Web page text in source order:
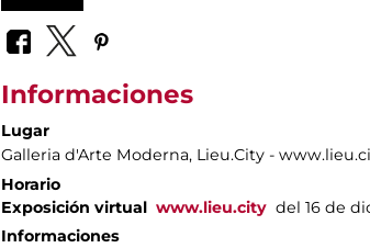
Informaciones
Lugar
Galleria d'Arte Moderna, Lieu.City -
Horario
Exposición virtual www.lieu.city del 16 de
Informaciones